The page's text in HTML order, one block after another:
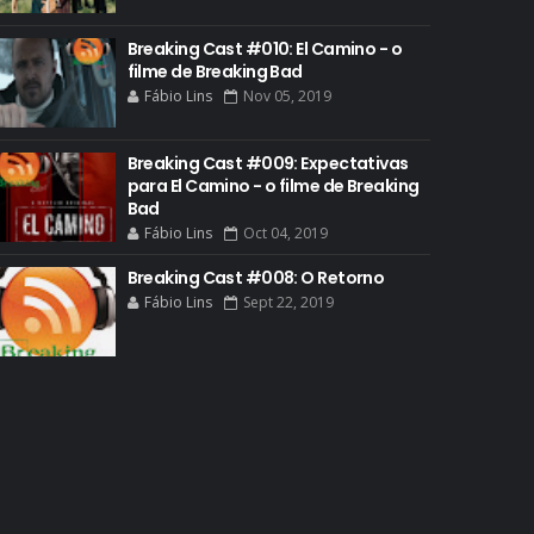
COMIC-CON 2013
COMIC-CON 2018
CONHEÇA BREAKING BAD
CRITICS CHOICE AWARDS
CURIOSIDADES
DGA AWARDS
DVD
DEAN NORRIS
DOCUMENTÁRIO
Breaking Cast #010: El Camino - o
filme de Breaking Bad
Fábio Lins Nov 05, 2019
Breaking Cast #009: Expectativas
para El Camino - o filme de Breaking
Bad
Fábio Lins Oct 04, 2019
Breaking Cast #008: O Retorno
Fábio Lins Sept 22, 2019